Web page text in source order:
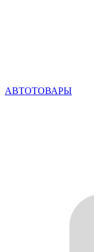
АВТОТОВАРЫ